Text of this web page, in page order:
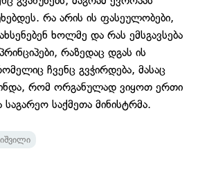
რა არის ის ფასეულობები,
ხოლმე და რას ემსგავსება
რაზედაც დგას ის
ჩვენც გვჭირდება, მასაც
რომ ორგანულად ვიყოთ ერთი
საგარეო საქმეთა მინისტრმა.